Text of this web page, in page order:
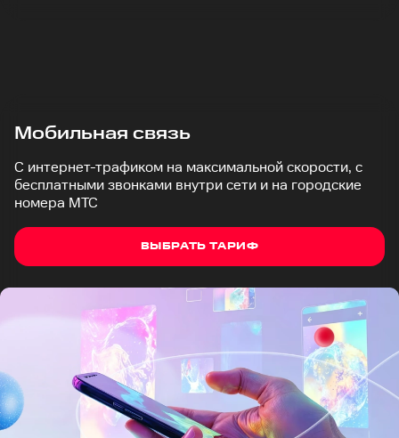
Мобильная связь
С интернет-трафиком на максимальной скорости, с
бесплатными звонками внутри сети и на городские
номера МТС
ВЫБРАТЬ ТАРИФ